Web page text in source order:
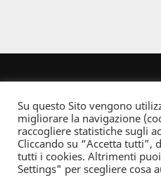
Dove non indicato
Creative Commons Attribuzione - Non
Su questo Sito vengono
migliorare la navigazione
raccogliere statistiche sugli
Cliccando su “Accetta tutti”,
tutti i cookies. Altrimenti
Settings" per scegliere cosa